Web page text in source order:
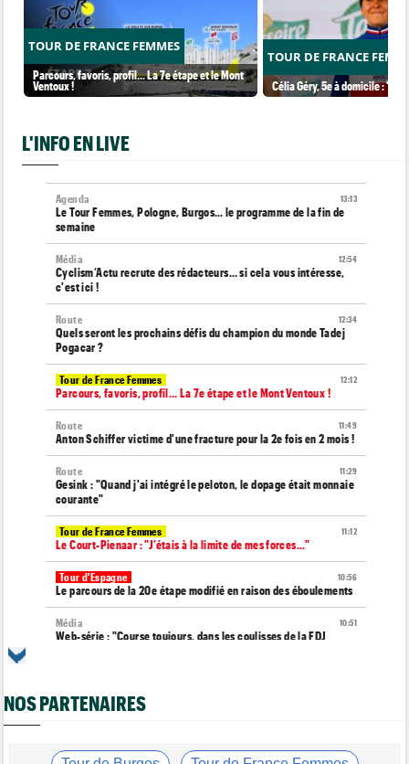
TOUR DE FRANCE FEMMES
Parcours, favoris, profil… La 7e étape et le Mont
Ventoux !
TOUR DE FRANCE
Célia Géry, 5e à domicile :
L'INFO EN LIVE
13:13
Agenda
Le Tour Femmes, Pologne, Burgos… le programme de la fin de
semaine
12:54
Média
Cyclism’Actu recrute des rédacteurs… si cela vous intéresse,
c'est ici !
12:34
Route
Quels seront les prochains défis du champion du monde Tadej
Pogacar ?
12:12
Tour de France Femmes
Parcours, favoris, profil… La 7e étape et le Mont Ventoux !
11:49
Route
Anton Schiffer victime d'une fracture pour la 2e fois en 2 mois !
11:29
Route
Gesink : "Quand j'ai intégré le peloton, le dopage était monnaie
courante"
11:12
Tour de France Femmes
Le Court-Pienaar : "J’étais à la limite de mes forces..."
10:56
Tour d'Espagne
Le parcours de la 20e étape modifié en raison des éboulements
10:51
Média
Web-série : "Course toujours, dans les coulisses de la FDJ
Émilien Jacquelin va effectuer ses débuts sur la Polynormande,
le 16 août !
Soudal Quick-Step a recruté un talentueux sprinteur allemand
NOS PARTENAIRES